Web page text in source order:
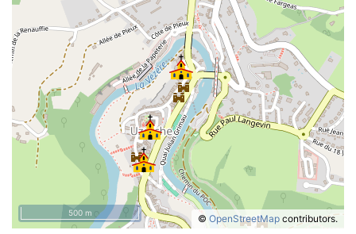
© OpenStreetMap contributors.
500 m